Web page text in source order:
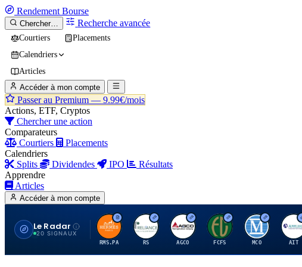
Rendement Bourse
Chercher… Recherche avancée
Courtiers
Placements
Calendriers
Articles
Accéder à mon compte
Passer au Premium — 9.99€/mois
Actions, ETF, Cryptos
Chercher une action
Comparateurs
Courtiers
Placements
Calendriers
Splits
Dividendes IPO
Résultats
Apprendre
Articles
Accéder à mon compte
Le Radar
20 SIGNAUX
H
RMS.PA
R
RS
A
AGCO
F
FCFS
M
MCO
A
AIT